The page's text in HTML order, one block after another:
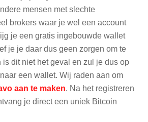
mensen met slechte
brokers waar je wel een account
je een gratis ingebouwde wallet
je je daar dus geen zorgen om te
is dit niet het geval en zul je dus op
een wallet. Wij raden aan om
aan te maken. Na het registreren
je direct een uniek Bitcoin